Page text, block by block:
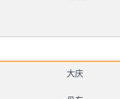
大庆